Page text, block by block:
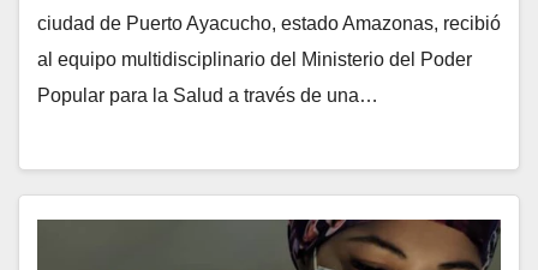
ciudad de Puerto Ayacucho, estado Amazonas, recibió
al equipo multidisciplinario del Ministerio del Poder
Popular para la Salud a través de una…